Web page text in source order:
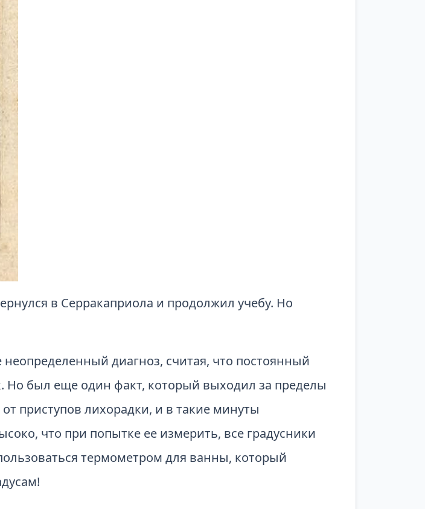
в Серракаприола и продолжил учебу. Но
диагноз, считая, что постоянный
Но был еще один факт, который выходил за пределы
приступов лихорадки, и в такие минуты
что при попытке ее измерить, все градусники
термометром для ванны, который